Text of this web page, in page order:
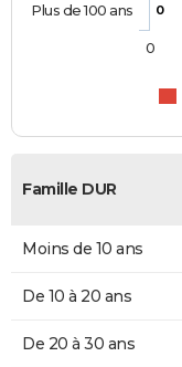
0
Plus de 100 ans
0
Famille DUR
Moins de 10 ans
De 10 à 20 ans
De 20 à 30 ans